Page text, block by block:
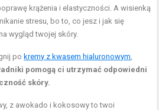
krążenia i elastyczności. A wisienką
stresu, bo to, co jesz i jak się
wygląd twojej skóry.
po kremy z kwasem hialuronowym
pomogą ci utrzymać odpowiedni
skóry.
z awokado i kokosowy to twoi